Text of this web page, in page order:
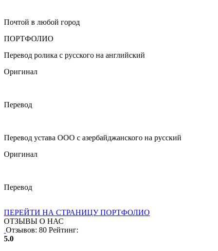
Почтой в любой город
ПОРТФОЛИО
Перевод ролика с русского на английский
Оригинал
Перевод
Перевод устава ООО с азербайджанского на русский
Оригинал
Перевод
ПЕРЕЙТИ НА СТРАНИЦУ ПОРТФОЛИО
ОТЗЫВЫ О НАС
Отзывов: 80 Рейтинг:
5.0